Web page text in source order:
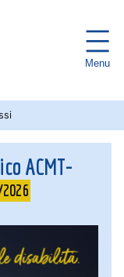
Menu
ACMT-